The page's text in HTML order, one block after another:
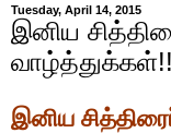
Tuesday, April 14, 2015
இனிய
இனிய